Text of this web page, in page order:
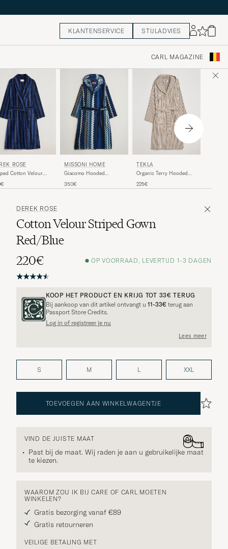
KLANTENSERVICE STIJLADVIES
CARL MAGAZINE
ROSE
Cotton Velour
MISSONI HOME
Giacomo Hooded
350€
TEKLA
Organic Terry Hooded
225€
DEREK ROSE
Cotton Velour Striped Gown
Red/Blue
220€
OP VOORRAAD, LEVERTIJD 1-3 DAGEN
KOOP HET PRODUCT EN KRIJG TOT 33€ TERUG
Bij aankoop van dit artikel ontvangt u 11-33€ terug aan
Passport Store Credits.
Log in of registreer je nu
Lees meer
S M L XXL
TOEVOEGEN AAN WINKELWAGENTJE
VIND DE JUISTE MAAT
Past bij de maat. Wij raden je aan u gebruikelijke maat
te kiezen.
WAAROM ZOU IK BIJ CARE OF CARL MOETEN
WINKELEN?
Gratis bezorging vanaf €89
Gratis retourneren
VEILIGE BETALING MET